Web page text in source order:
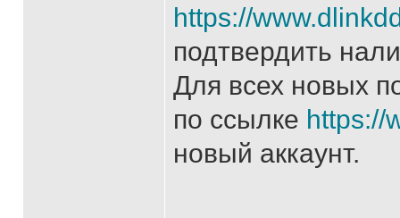
https://
подтвердить
Для всех новых
по ссылке https://
новый аккаунт.